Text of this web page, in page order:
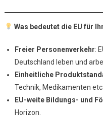
Was bedeutet die EU für
Freier Personenverkehr:
Deutschland leben und
Einheitliche
Technik, Medikamenten etc.
EU-weite Bildungs- und
Horizon.